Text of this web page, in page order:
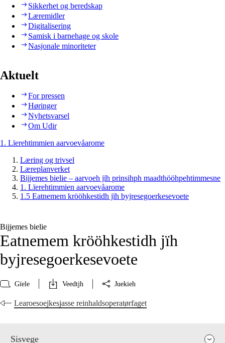
Sikkerhet og beredskap
Læremidler
Digitalisering
Samisk i barnehage og skole
Nasjonale minoriteter
Aktuelt
For pressen
Høringer
Nyhetsvarsel
Om Udir
1. Lïerehtimmien aarvoevåarome
Læring og trivsel
Læreplanverket
Bijjemes bielie – aarvoeh jïh prinsihph maadthööhpehtimmesne
1. Lïerehtimmien aarvoevåarome
1.5 Eatnemem krööhkestidh jïh byjresegoerkesevoete
Bijjemes bielie
Eatnemem krööhkestidh jïh
byjresegoerkesevoete
Gïele Veedtjh Juekieh
Learoesoejkesjasse reinhaldsoperatørfaget
Sisvege